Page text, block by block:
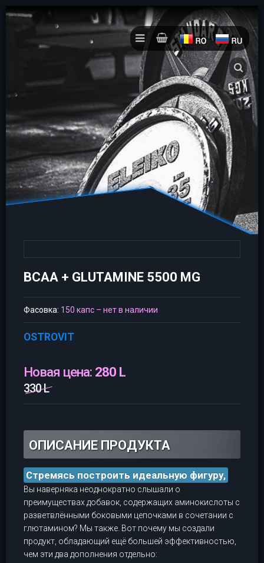
BCAA + GLUTAMINE 5500 MG
Фасовка: 150 капс – нет в наличии
OSTROVIT
Новая цена: 280 L
330 L
ОПИСАНИЕ ПРОДУКТА
Стремясь построить идеальную фигуру,
Вы наверняка неоднократно слышали о
преимуществах добавок, содержащих аминокислоты с
разветвлёнными боковыми цепочками в сочетании с
глютамином? Мы также. Вот почему мы создали
продукт, обладающий ещё большей эффективностью,
чем эти два дополнения отдельно: